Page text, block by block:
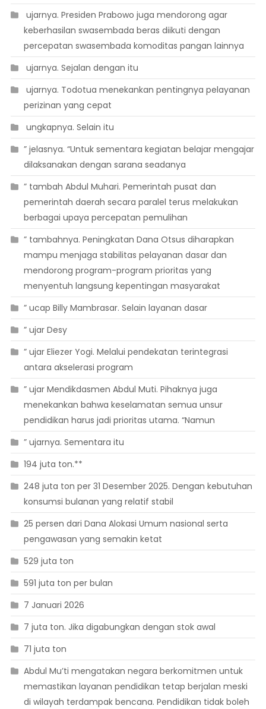
 ujarnya. Presiden Prabowo juga mendorong agar
keberhasilan swasembada beras diikuti dengan
percepatan swasembada komoditas pangan lainnya
 ujarnya. Sejalan dengan itu
 ujarnya. Todotua menekankan pentingnya pelayanan
perizinan yang cepat
 ungkapnya. Selain itu
” jelasnya. “Untuk sementara kegiatan belajar mengajar
dilaksanakan dengan sarana seadanya
” tambah Abdul Muhari. Pemerintah pusat dan
pemerintah daerah secara paralel terus melakukan
berbagai upaya percepatan pemulihan
” tambahnya. Peningkatan Dana Otsus diharapkan
mampu menjaga stabilitas pelayanan dasar dan
mendorong program-program prioritas yang
menyentuh langsung kepentingan masyarakat
” ucap Billy Mambrasar. Selain layanan dasar
” ujar Desy
” ujar Eliezer Yogi. Melalui pendekatan terintegrasi
antara akselerasi program
” ujar Mendikdasmen Abdul Muti. Pihaknya juga
menekankan bahwa keselamatan semua unsur
pendidikan harus jadi prioritas utama. “Namun
” ujarnya. Sementara itu
194 juta ton.**
248 juta ton per 31 Desember 2025. Dengan kebutuhan
konsumsi bulanan yang relatif stabil
25 persen dari Dana Alokasi Umum nasional serta
pengawasan yang semakin ketat
529 juta ton
591 juta ton per bulan
7 Januari 2026
7 juta ton. Jika digabungkan dengan stok awal
71 juta ton
Abdul Mu’ti mengatakan negara berkomitmen untuk
memastikan layanan pendidikan tetap berjalan meski
di wilayah terdampak bencana. Pendidikan tidak boleh